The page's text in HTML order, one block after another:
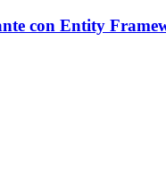
con Entity